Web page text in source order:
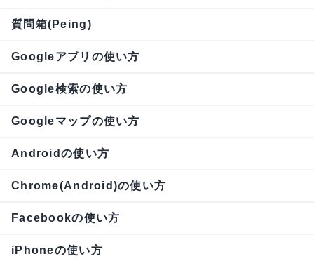
質問箱(Peing)
Googleアプリの使い方
Google検索の使い方
Googleマップの使い方
Androidの使い方
Chrome(Android)の使い方
Facebookの使い方
iPhoneの使い方